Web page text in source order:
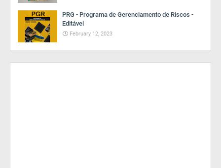
PRG - Programa de Gerenciamento de Riscos -
Editável
February 12, 2023